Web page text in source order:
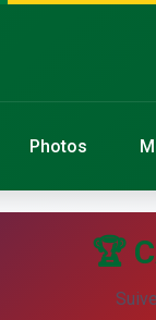
Photos
🏆